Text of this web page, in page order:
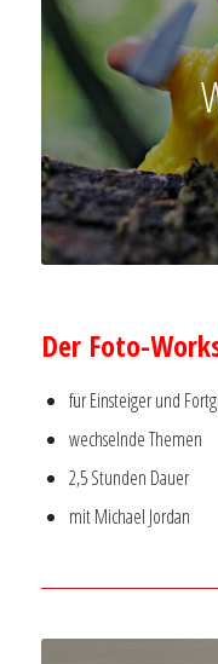
Der Foto-
für Einsteiger und
wechselnde Themen
2,5 Stunden Dauer
mit Michael Jordan